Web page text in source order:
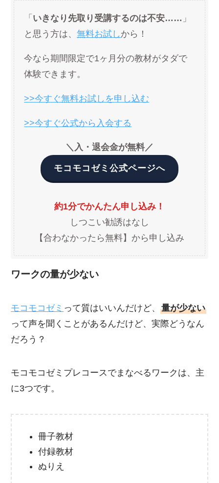
「 いきなり先取り受講するのは不安…… 」
と思う方は、無料お試し から！
今なら期間限定で1ヶ月分の教材がタダで
体験できます。
>>今すぐ無料お試しを申し込む
>>今すぐ公式から入会する
＼入・退会金が無料／
モコモコゼミ公式ページへ
約1分でかんたん申し込み！
しつこい勧誘はなし
【合わなかったら無料】から申し込み
ワークの量が少ない
モコモコゼミ って質はいいんだけど、量が少ない
って声を聞くことがあるんだけど、実際どうなん
だろう？
モコモコゼミプレコースでまなべるワークは、主
に3つです。
冊子教材
付録教材
ぬりえ